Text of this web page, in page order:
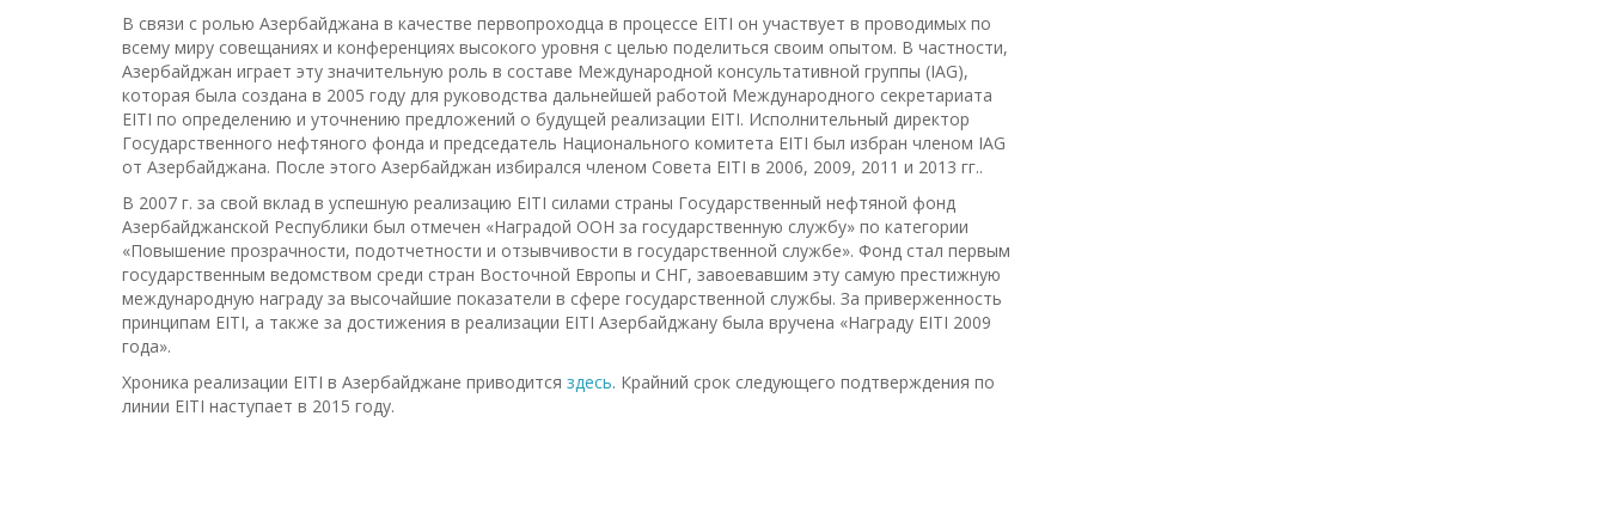
В связи с ролью Азербайджана в качестве первопроходца в процессе EITI он участвует в проводимых по
всему миру совещаниях и конференциях высокого уровня с целью поделиться своим опытом. В частности,
Азербайджан играет эту значительную роль в составе Международной консультативной группы (IAG),
которая была создана в 2005 году для руководства дальнейшей работой Международного секретариата
EITI по определению и уточнению предложений о будущей реализации EITI. Исполнительный директор
Государственного нефтяного фонда и председатель Национального комитета EITI был избран членом IAG
от Азербайджана. После этого Азербайджан избирался членом Совета EITI в 2006, 2009, 2011 и 2013 гг..
В 2007 г. за свой вклад в успешную реализацию EITI силами страны Государственный нефтяной фонд
Азербайджанской Республики был отмечен «Наградой ООН за государственную службу» по категории
«Повышение прозрачности, подотчетности и отзывчивости в государственной службе». Фонд стал первым
государственным ведомством среди стран Восточной Европы и СНГ, завоевавшим эту самую престижную
международную награду за высочайшие показатели в сфере государственной службы. За приверженность
принципам EITI, а также за достижения в реализации EITI Азербайджану была вручена «Награду EITI 2009
года».
Хроника реализации EITI в Азербайджане приводится здесь. Крайний срок следующего подтверждения по
линии EITI наступает в 2015 году.